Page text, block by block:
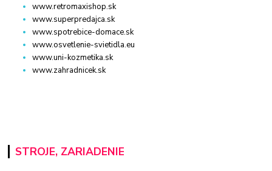
www.retromaxishop.sk
www.superpredajca.sk
www.spotrebice-domace.sk
www.osvetlenie-svietidla.eu
www.uni-kozmetika.sk
www.zahradnicek.sk
STROJE, ZARIADENIE